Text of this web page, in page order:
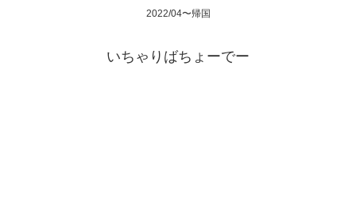
2022/04〜帰国
いちゃりばちょーでー